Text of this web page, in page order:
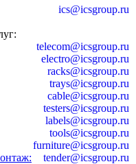
ics@icsgroup.ru
telecom@icsgroup.ru
electro@icsgroup.ru
racks@icsgroup.ru
trays@icsgroup.ru
cable@icsgroup.ru
testers@icsgroup.ru
labels@icsgroup.ru
tools@icsgroup.ru
furniture@icsgroup.ru
tender@icsgroup.ru